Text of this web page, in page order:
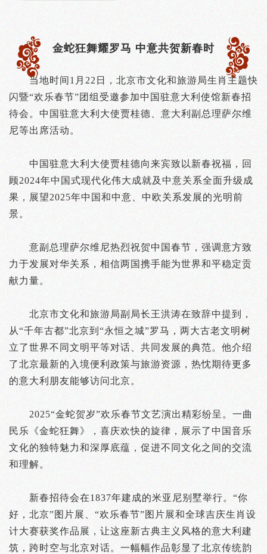
金蛇狂舞耀罗马 中意共贺新春时
当地时间1月22日，北京市文化和旅游局生肖主题快
闪暨“欢乐春节”团组受邀参加中国驻意大利使馆新春招
待会。中国驻意大利大使贾桂德、意大利副总理萨尔维
尼等出席活动。
中国驻意大利大使贾桂德向来宾致以新春祝福，回
顾2024年中国式现代化伟大成就及中意关系全面升级成
果，展望2025年中国和中意、中欧关系发展的光明前
景。
意副总理萨尔维尼热烈祝贺中国春节，强调意方致
力于发展对华关系，相信两国携手能为世界和平稳定贡
献力量。
北京市文化和旅游局副局长王洪涛在致辞中提到，
从“千年古都”北京到“永恒之城”罗马，两大古老文明树
立了世界不同文明平等对话、共同发展的典范。他介绍
了北京最新的入境便利政策与旅游资源，热忱期待更多
的意大利朋友能够访问北京。
2025“金蛇贺岁”欢乐春节文艺演出精彩纷呈。一曲
民乐《金蛇狂舞》，喜庆欢快的旋律，展示了中国音乐
文化的独特魅力和深厚底蕴，促进不同文化之间的交流
和理解。
新春招待会在1837年建成的米亚尼别墅举行。“你
好，北京”图片展、“欢乐春节”图片展和全球吉庆生肖设
计大赛获奖作品展，让这座新古典主义风格的意大利建
筑，跨时空与北京对话。一幅幅作品彰显了北京传统韵